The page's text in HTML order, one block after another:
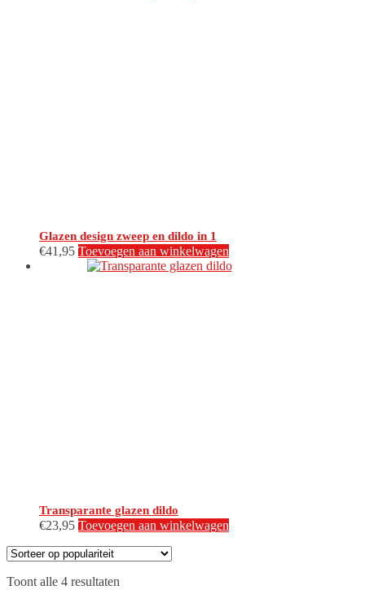
Glazen design zweep en dildo in 1
€41,95 Toevoegen aan winkelwagen
Transparante glazen dildo
€23,95 Toevoegen aan winkelwagen
Toont alle 4 resultaten